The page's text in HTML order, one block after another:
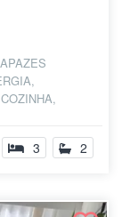
3 2